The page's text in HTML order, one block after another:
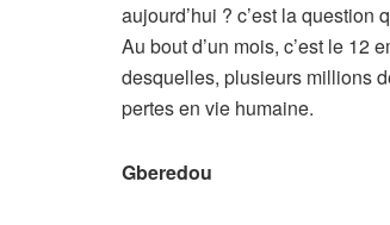
aujourd’hui ? c’est la question
Au bout d’un mois, c’est le 12
desquelles, plusieurs millions
pertes en vie humaine.
Gberedou